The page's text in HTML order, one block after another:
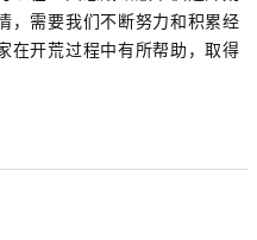
，需要我们不断努力和积累经
在开荒过程中有所帮助，取得